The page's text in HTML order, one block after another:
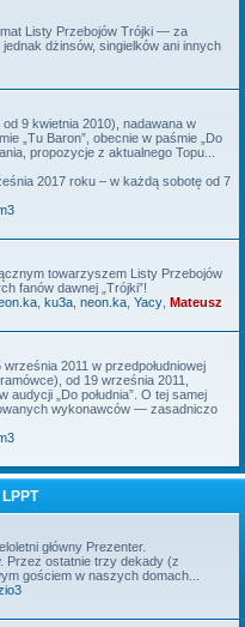
Listy Przebojów Trójki — za
dżinsów, singielków ani innych
9 kwietnia 2010), nadawana w
„Tu Baron”, obecnie w paśmie „Do
propozycje z aktualnego Topu...
2017 roku – w każdą sobotę od 7
towarzyszem Listy Przebojów
fanów dawnej „Trójki”!
ku3a neon.ka Yacy Mateusz
2011 w przedpołudniowej
od 19 września 2011,
audycji „Do południa”. O tej samej
wykonawców — zasadniczo
główny Prezenter.
Przez ostatnie trzy dekady (z
gościem w naszych domach...